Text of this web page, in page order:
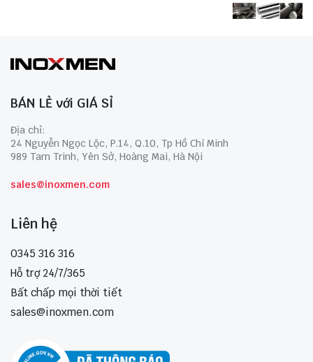
BÁN LẺ với GIÁ SỈ
Địa chỉ:
24 Nguyễn Ngọc Lộc, P.14, Q.10, Tp Hồ Chí Minh
989 Tam Trinh, Yên Sở, Hoàng Mai, Hà Nội
sales@inoxmen.com
Liên hệ
0345 316 316
Hỗ trợ 24/7/365
Bất chấp mọi thời tiết
sales@inoxmen.com